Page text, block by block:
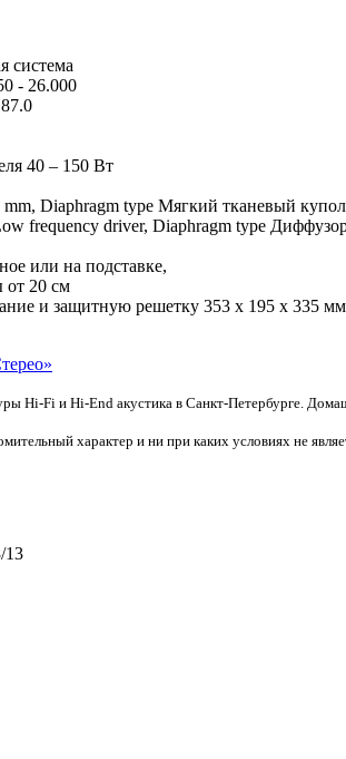
система
- 26.000
40 – 150 Вт
Diaphragm type Мягкий тканевый
frequency driver, Diaphragm type
или на подставке,
от 20 см
и защитную решетку 353 x 195 x 335 мм
Hi-Fi и Hi-End акустика в Санкт-Петербурге.
характер и ни при каких условиях не
13